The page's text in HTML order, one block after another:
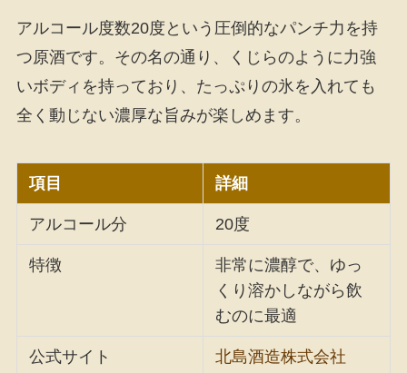
アルコール度数20度という圧倒的なパンチ力を持
つ原酒です。その名の通り、くじらのように力強
いボディを持っており、たっぷりの氷を入れても
全く動じない濃厚な旨みが楽しめます。
項目 詳細
アルコール分 20度
特徴
非常に濃醇で、ゆっ
くり溶かしながら飲
むのに最適
公式サイト 北島酒造株式会社